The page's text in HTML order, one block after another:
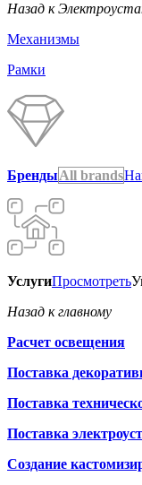
Назад к
Механизмы
Рамки
БрендыAll brands
УслугиПросмотреть
Назад к главному
Расчет освещения
Поставка
Поставка
Поставка
Создание